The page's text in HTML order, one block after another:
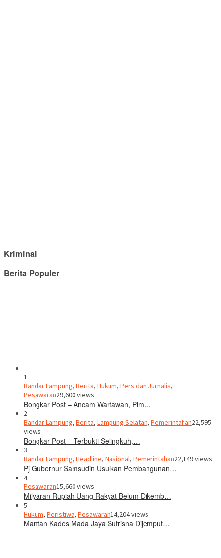
Kriminal
Berita Populer
1
Bandar Lampung, Berita, Hukum, Pers dan Jurnalis,
Pesawaran29,600 views
Bongkar Post – Ancam Wartawan, Pim…
2
Bandar Lampung, Berita, Lampung Selatan, Pemerintahan22,595
views
Bongkar Post – Terbukti Selingkuh,…
3
Bandar Lampung, Headline, Nasional, Pemerintahan22,149 views
Pj Gubernur Samsudin Usulkan Pembangunan…
4
Pesawaran15,660 views
Milyaran Rupiah Uang Rakyat Belum Dikemb…
5
Hukum, Peristiwa, Pesawaran14,204 views
Mantan Kades Mada Jaya Sutrisna Dijemput…